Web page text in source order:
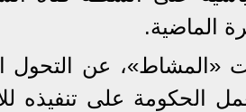
الماضية.
«المشاط»، عن التحول
الحكومة على تنفيذه